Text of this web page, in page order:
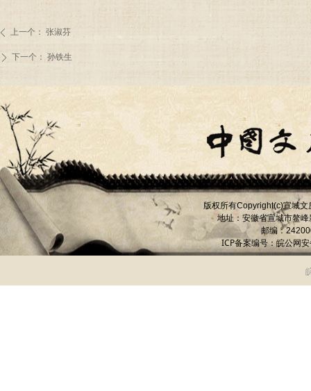
上一个： 张淑芬
ꄲ 下一个： 孙铁生
版权所有Copyright(c)宣城文
地址：安徽省宣城市鳌峰
邮编：
ICP备案编号： 皖公网